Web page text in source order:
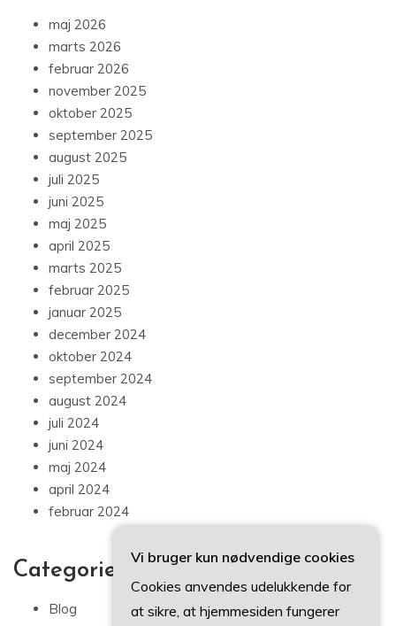
maj 2026
marts 2026
februar 2026
november 2025
oktober 2025
september 2025
august 2025
juli 2025
juni 2025
maj 2025
april 2025
marts 2025
februar 2025
januar 2025
december 2024
oktober 2024
september 2024
august 2024
juli 2024
juni 2024
maj 2024
april 2024
februar 2024
Categories
Blog
Vi bruger kun nødvendige cookies
Cookies anvendes udelukkende for
at sikre, at hjemmesiden fungerer